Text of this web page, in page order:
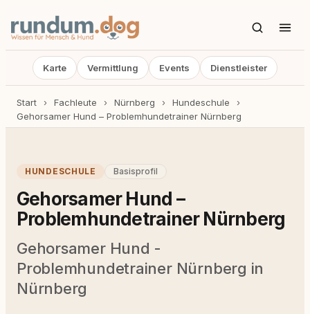
Karte Vermittlung Events Dienstleister
Start › Fachleute › Nürnberg › Hundeschule
›
Gehorsamer Hund – Problemhundetrainer Nürnberg
HUNDESCHULE Basisprofil
Gehorsamer Hund –
Problemhundetrainer Nürnberg
Gehorsamer Hund -
Problemhundetrainer Nürnberg in
Nürnberg